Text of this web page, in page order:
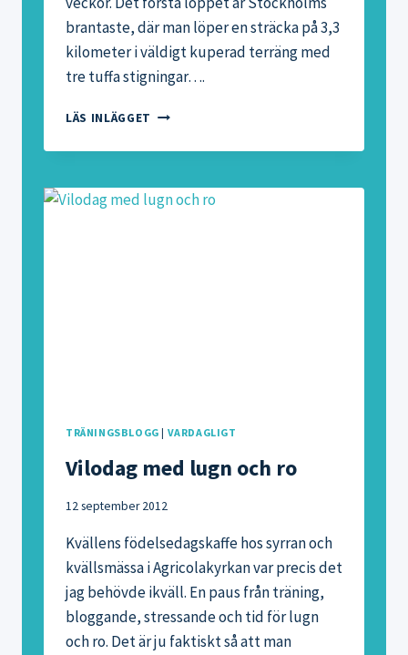
brantaste, där man löper en sträcka på 3,3
kilometer i väldigt kuperad terräng med
tre tuffa stigningar….
LÄS INLÄGGET LÖPLOPP
ALLA
2012
TRÄNINGSBLOGG | VARDAGLIGT
Vilodag med lugn och ro
12 september 2012
Kvällens födelsedagskaffe hos syrran och
kvällsmässa i Agricolakyrkan var precis det
jag behövde ikväll. En paus från träning,
bloggande, stressande och tid för lugn
och ro. Det är ju faktiskt så att man